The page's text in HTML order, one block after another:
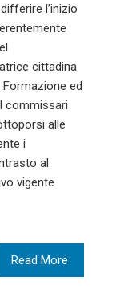
l’inizio
cittadina
ed
commissari
alle
i
al
vigente
Read More